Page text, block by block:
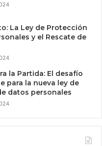
La Ley de Protección
y el Rescate de
la Partida: El desafío
para la nueva ley de
datos personales